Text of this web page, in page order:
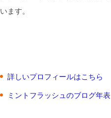
います。
詳しいプロフィールはこちら
ミントフラッシュのブログ年表